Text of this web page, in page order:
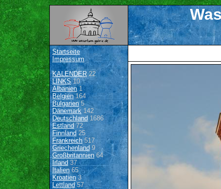
Startseite
Impressum
KALENDER22
LINKS10
Albanien1
Belgien164
Bulgarien 5
Dänemark142
Deutschland 1686
Estland 72
Finnland 25
Frankreich517
Griechenland9
Großbritannien64
Irland 37
Italien65
Kroatien3
Lettland57